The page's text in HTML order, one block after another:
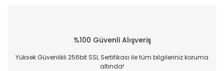
%100 Güvenli Alışveriş
Yüksek Güvenlikli 256bit SSL Sertifikası ile tüm bilgileriniz koruma
altında!